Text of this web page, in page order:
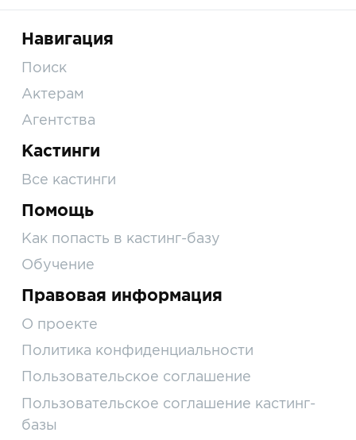
Навигация
Поиск
Актерам
Агентства
Кастинги
Все кастинги
Помощь
Как попасть в кастинг-базу
Обучение
Правовая информация
О проекте
Политика конфиденциальности
Пользовательское соглашение
Пользовательское соглашение кастинг-
базы